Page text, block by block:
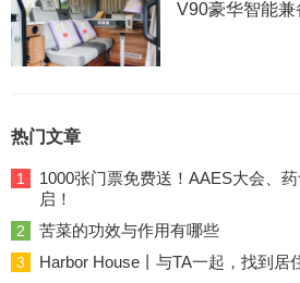
V90豪华智能兼
热门文章
1
1000张门票免费送！AAES大会、
启！
2 苦菜的功效与作用有哪些
3 Harbor House丨与TA一起，找到居